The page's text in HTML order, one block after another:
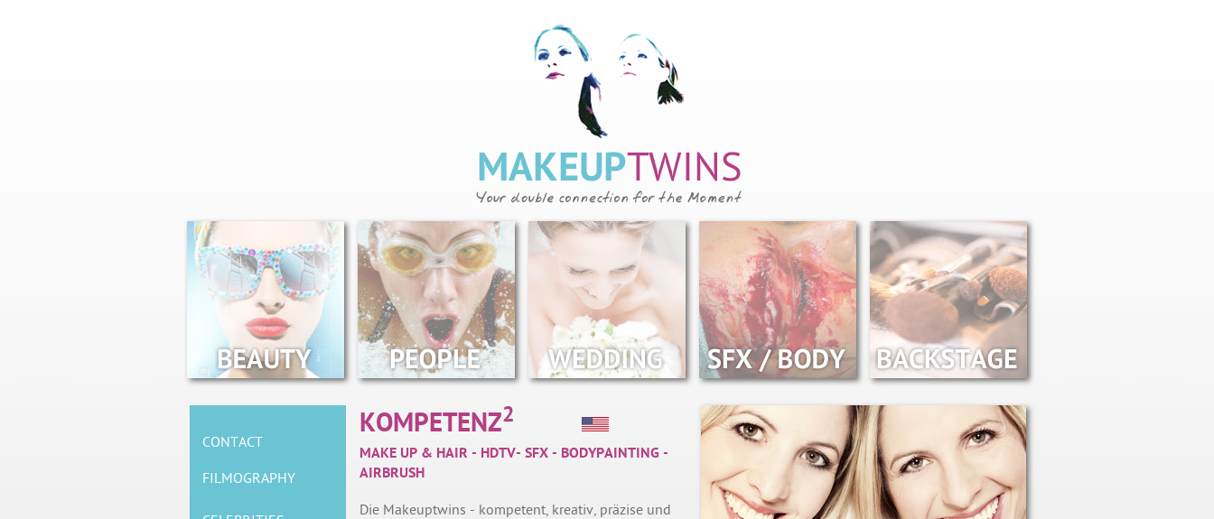
CONTACT
FILMOGRAPHY
KOMPETENZ2
MAKE UP & HAIR - HDTV- SFX - BODYPAINTING -
AIRBRUSH
Die Makeuptwins - kompetent, kreativ, präzise und